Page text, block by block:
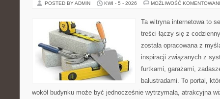
POSTED BY ADMIN KWI - 5 - 2026 MOŻLIWOŚĆ
Ta witryna internetowa to
treści łączy się z
została opracowana z
inspiracji związanych z
furtkami, garażami,
balustradami. To portal,
wokół budynku może być jednocześnie wytrzymała, atrakcyjna